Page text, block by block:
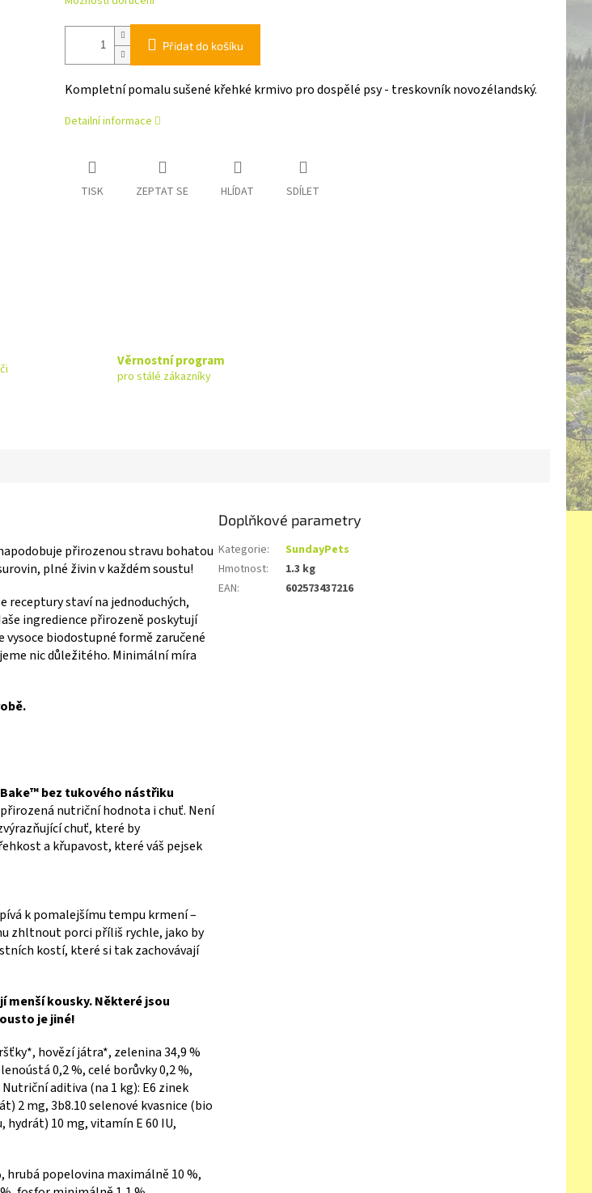
Přidat do košíku
Kompletní pomalu sušené křehké krmivo pro dospělé psy - treskovník novozélandský.
Detailní informace
TISK ZEPTAT SE HLÍDAT SDÍLET
Věrnostní program
pro stálé zákazníky
přirozenou stravu bohatou
plné živin v každém soustu!
receptury staví na jednoduchých,
ingredience přirozeně poskytují
vysoce biodostupné formě zaručené
nic důležitého. Minimální míra
bez tukového nástřiku
nutriční hodnota i chuť. Není
chuť, které by
a křupavost, které váš pejsek
k pomalejšímu tempu krmení –
zhltnout porci příliš rychle, jako by
kostí, které si tak zachovávají
menší kousky. Některé jsou
je jiné!
hovězí játra*, zelenina 34,9 %
0,2 %, celé borůvky 0,2 %,
aditiva (na 1 kg): E6 zinek
2 mg, 3b8.10 selenové kvasnice (bio
hydrát) 10 mg, vitamín E 60 IU,
popelovina maximálně 10 %,
Doplňkové parametry
Kategorie:
SundayPets
Hmotnost:
1.3 kg
EAN: 602573437216